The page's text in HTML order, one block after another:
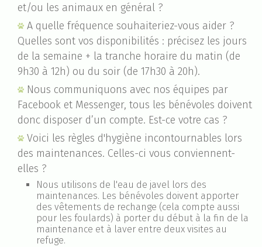
et/ou les animaux en général ?
A quelle fréquence souhaiteriez-vous aider ?
Quelles sont vos disponibilités : précisez les jours
de la semaine + la tranche horaire du matin (de
9h30 à 12h) ou du soir (de 17h30 à 20h).
Nous communiquons avec nos équipes par
Facebook et Messenger, tous les bénévoles doivent
donc disposer d’un compte. Est-ce votre cas ?
Voici les règles d'hygiène incontournables lors
des maintenances. Celles-ci vous conviennent-
elles ?
Nous utilisons de l'eau de javel lors des
maintenances. Les bénévoles doivent apporter
des vêtements de rechange (cela compte aussi
pour les foulards) à porter du début à la fin de la
maintenance et à laver entre deux visites au
refuge.